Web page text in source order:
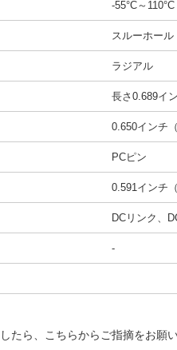
-55°C～110°C
スルーホール
ラジアル
長さ0.689イ
0.650インチ
PCピン
0.591インチ
DCリンク、
-
たら、こちらからご指摘をお願い